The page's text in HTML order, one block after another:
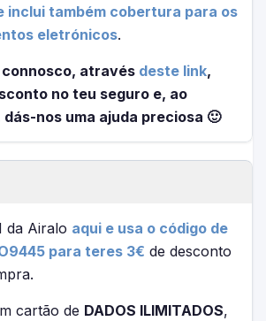
inclui também cobertura para os
eletrónicos.
através deste link,
no teu seguro e, ao
dás-nos uma ajuda preciosa 🙂
da Airalo aqui e usa o código de
para teres 3€ de desconto
cartão de DADOS ILIMITADOS,